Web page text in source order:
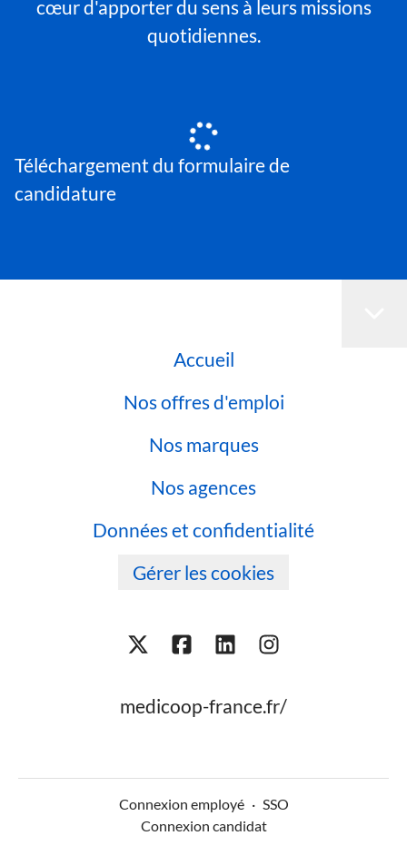
cœur d'apporter du sens à leurs missions
quotidiennes.
Téléchargement du formulaire de
candidature
Accueil
Nos offres d'emploi
Nos marques
Nos agences
Données et confidentialité
Gérer les cookies
medicoop-france.fr/
Connexion employé · SSO
Connexion candidat